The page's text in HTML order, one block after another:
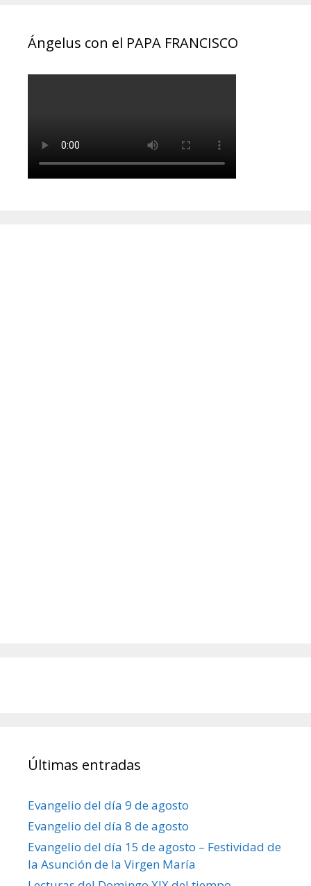
Ángelus con el PAPA FRANCISCO
Últimas entradas
Evangelio del día 9 de agosto
Evangelio del día 8 de agosto
Evangelio del día 15 de agosto – Festividad de
la Asunción de la Virgen María